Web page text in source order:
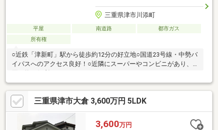
三重県津市川添町
平屋 南道路
都市ガス
所有権
○近鉄「津新町」駅から徒歩約12分の好立地○国道23号線・中勢バ
イパスへのアクセス良好！○近隣にスーパーやコンビニがあり、
三重県津市大倉 3,600万円 5LDK
3,600万円